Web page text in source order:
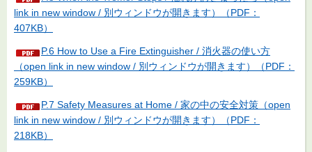
link in new window / 別ウィンドウが開きます）（PDF：
407KB）
P.6 How to Use a Fire Extinguisher / 消火器の使い方
（open link in new window / 別ウィンドウが開きます）（PDF：
259KB）
P.7 Safety Measures at Home / 家の中の安全対策（open
link in new window / 別ウィンドウが開きます）（PDF：
218KB）